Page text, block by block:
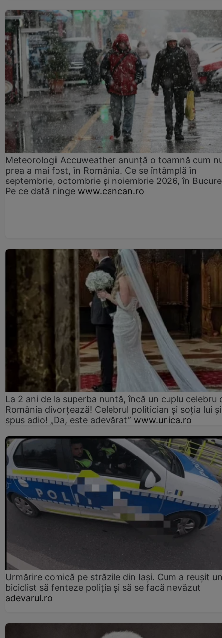
Meteorologii Accuweather anunță o toamnă cum
prea a mai fost, în România. Ce se întâmplă în
septembrie, octombrie și noiembrie 2026, în
Pe ce dată ninge www.cancan.ro
La 2 ani de la superba nuntă, încă un cuplu celebru
România divorțează! Celebrul politician și soția lui
spus adio! „Da, este adevărat” www.unica.ro
Urmărire comică pe străzile din Iași. Cum a reușit un
biciclist să fenteze poliția și să se facă nevăzut
adevarul.ro